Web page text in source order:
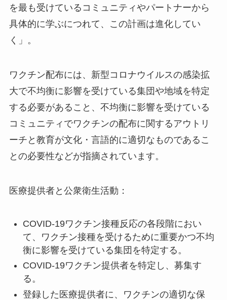
を最も受けているコミュニティやパートナーから
具体的に学ぶにつれて、この計画は進化してい
く」。
ワクチン配布には、新型コロナウイルスの感染拡
大で不均衡に影響を受けている集団や地域を特定
する必要があること、不均衡に影響を受けている
コミュニティでワクチンの配布に関するアウトリ
ーチと教育が文化・言語的に適切なものであるこ
との必要性などが指摘されています。
医療提供者と公衆衛生活動：
COVID-19ワクチン接種反応の各段階におい
て、ワクチン接種を受けるために重要かつ不均
衡に影響を受けている集団を特定する。
COVID-19ワクチン提供者を特定し、募集す
る。
登録した医療提供者に、ワクチンの適切な保